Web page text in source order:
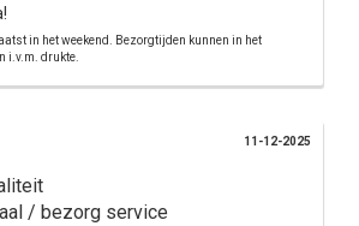
in het weekend. Bezorgtijden kunnen in het
i.v.m. drukte.
/ bezorg service
11-12-2025